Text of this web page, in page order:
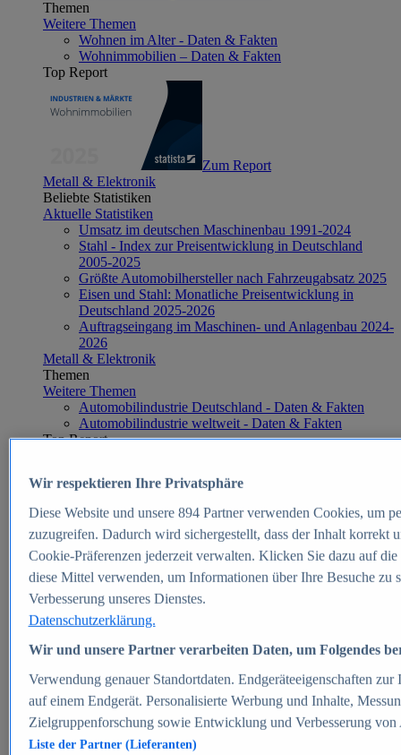
Themen
Weitere Themen
Wohnen im Alter - Daten & Fakten
Wohnimmobilien – Daten & Fakten
Top Report
Zum Report
Metall & Elektronik
Beliebte Statistiken
Aktuelle Statistiken
Umsatz im deutschen Maschinenbau 1991-2024
Stahl - Index zur Preisentwicklung in Deutschland
2005-2025
Größte Automobilhersteller nach Fahrzeugabsatz 2025
Eisen und Stahl: Monatliche Preisentwicklung in
Deutschland 2025-2026
Auftragseingang im Maschinen- und Anlagenbau 2024-
2026
Metall & Elektronik
Themen
Weitere Themen
Automobilindustrie Deutschland - Daten & Fakten
Automobilindustrie weltweit - Daten & Fakten
Top Report
Zum Report
E-commerce
Beliebte Statistiken
Aktuelle Statistiken
E-Commerce - Entwicklung des Umsatzes in
Deutschland 1999-2025
Umsatz von Amazon in Deutschland und weltweit
2010-2025
B2C-E-Commerce: Top-50 Online Shops in
Deutschland 2024
Marktanteile von Online-Zahlungsverfahren in
Deutschland 2024
Umsatzstarke Warengruppen im Online-Handel in
Deutschland 2023-2025
Wir respektieren Ihre Privatsphäre
Diese Website und unsere 894Partner verwenden Cookies, um
zuzugreifen. Dadurch wird sichergestellt, dass der Inhalt korrekt
Cookie-Präferenzen jederzeit verwalten. Klicken Sie dazu auf
diese Mittel verwenden, um Informationen über Ihre Besuche
Verbesserung unseres Dienstes.
Datenschutzerklärung.
Wir und unsere Partner verarbeiten Daten, um Folgendes
Verwendung genauer Standortdaten. Endgeräteeigenschaften
auf einem Endgerät. Personalisierte Werbung und Inhalte,
Zielgruppenforschung sowie Entwicklung und Verbesserung von
Liste der Partner (Lieferanten)